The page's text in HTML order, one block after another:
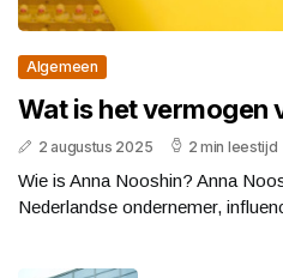
Algemeen
Wat is het vermogen
2 augustus 2025 2 min leestijd
Wie is Anna Nooshin? Anna
Nederlandse ondernemer,